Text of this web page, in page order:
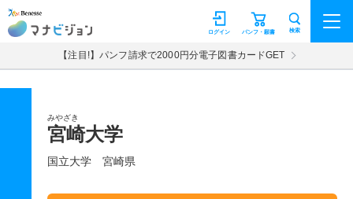
マナビジョン パンフ・願書
ログイン 検索
【注目!】パンフ請求で2000円分電子図書カードGET
みやざき
宮崎大学
国立大学 宮崎県